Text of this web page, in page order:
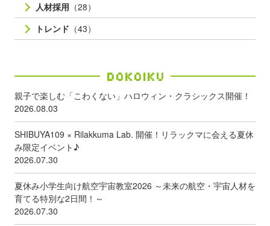
人材採用 （28）
トレンド （43）
Dokoiku
親子で楽しむ「こわくない」ハロウィン・クラシックス開催！
2026.08.03
SHIBUYA109 × Rilakkuma Lab. 開催！リラックマに会える夏休
み限定イベント♪
2026.07.30
夏休み小学生向け航空宇宙教室2026 ～未来の航空・宇宙人材を
育てる特別な2日間！～
2026.07.30